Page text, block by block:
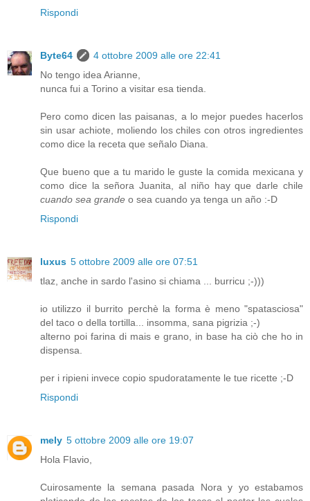
Rispondi
Byte64
4 ottobre 2009 alle ore 22:41
No tengo idea Arianne,
nunca fui a Torino a visitar esa tienda.
Pero como dicen las paisanas, a lo mejor puedes hacerlos
sin usar achiote, moliendo los chiles con otros ingredientes
como dice la receta que señalo Diana.
Que bueno que a tu marido le guste la comida mexicana y
como dice la señora Juanita, al niño hay que darle chile
cuando sea grande o sea cuando ya tenga un año :-D
Rispondi
luxus 5 ottobre 2009 alle ore 07:51
tlaz, anche in sardo l'asino si chiama ... burricu ;-)))
io utilizzo il burrito perchè la forma è meno "spatasciosa"
del taco o della tortilla... insomma, sana pigrizia ;-)
alterno poi farina di mais e grano, in base ha ciò che ho in
dispensa.
per i ripieni invece copio spudoratamente le tue ricette ;-D
Rispondi
mely 5 ottobre 2009 alle ore 19:07
Hola Flavio,
Cuirosamente la semana pasada Nora y yo estabamos